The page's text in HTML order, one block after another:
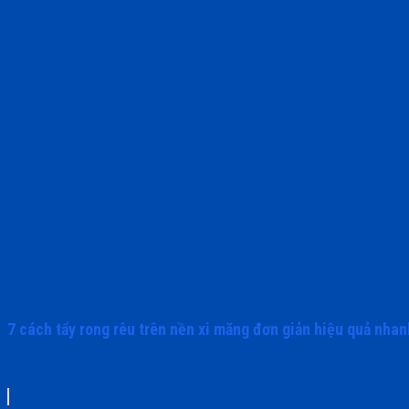
7 cách tẩy rong rêu trên nền xi măng đơn giản hiệu quả